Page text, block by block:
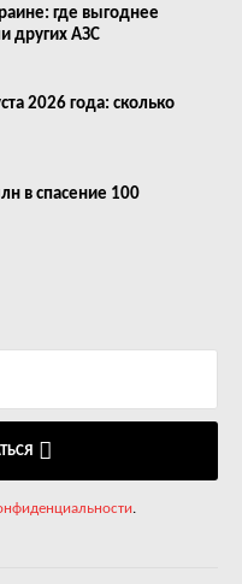
где выгоднее
других АЗС
2026 года: сколько
в спасение 100
.